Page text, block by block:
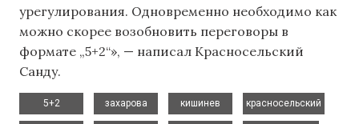
урегулирования. Одновременно необходимо как
можно скорее возобновить переговоры в
формате „5+2“», — написал Красносельский
Санду.
5+2
захарова
кишинев
красносельский